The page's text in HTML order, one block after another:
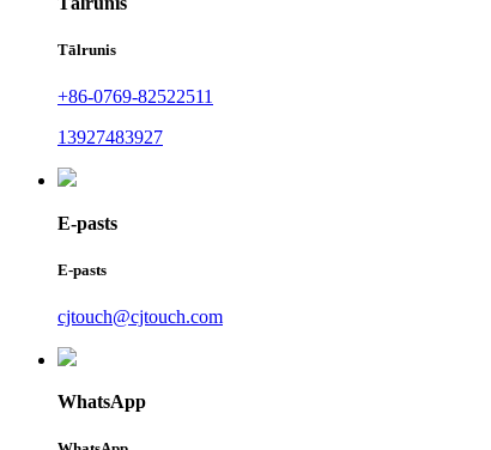
Tālrunis
+86-0769-82522511
13927483927
E-pasts
E-pasts
cjtouch@cjtouch.com
WhatsApp